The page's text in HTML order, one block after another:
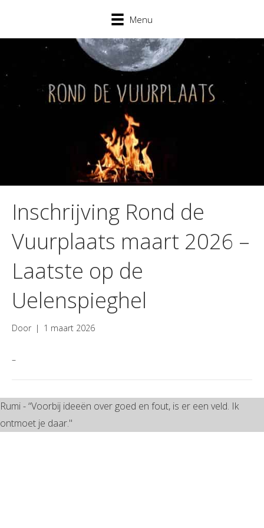
Menu
Inschrijving Rond de
Vuurplaats maart 2026 –
Laatste op de
Uelenspieghel
Door | 1 maart 2026
–
Rumi - “Voorbij ideeën over goed en fout, is er een veld. Ik
ontmoet je daar."